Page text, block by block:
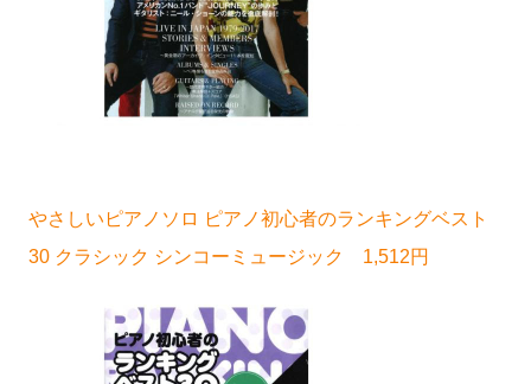
やさしいピアノソロ ピアノ初心者のランキングベスト
30 クラシック シンコーミュージック 1,512円